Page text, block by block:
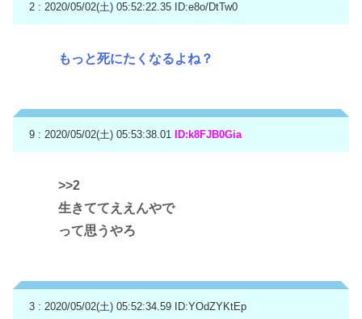
2 : 2020/05/02(土) 05:52:22.35 ID:e8o/DtTw0
もっと死にたくなるよね？
9 : 2020/05/02(土) 05:53:38.01 ID:k8FJB0Gia
>>2
生きててええんやで
って思うやろ
3 : 2020/05/02(土) 05:52:34.59 ID:YOdZYKtEp